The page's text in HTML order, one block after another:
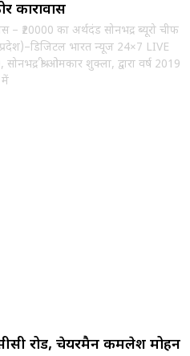
कारावास
– ₹20000 का अर्थदंड सोनभद्र ब्यूरो चीफ
भारत न्यूज 24×7 LIVE
श्री ओमकार शुक्ला, द्वारा वर्ष 2019
में
रोड, चेयरमैन कमलेश मोहन